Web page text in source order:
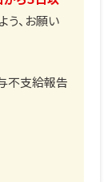
う、お願い
不支給報告